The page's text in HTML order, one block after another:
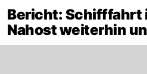
Bericht: Schifffahrt
Nahost weiterhin